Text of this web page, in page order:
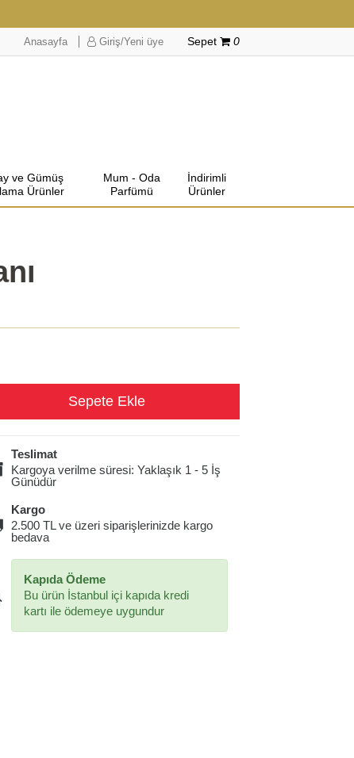
Anasayfa Giriş/Yeni üye Sepet 0
ve Gümüş
Ürünler
Mum - Oda
Parfümü
İndirimli
Ürünler
Teslimat
Kargoya verilme süresi: Yaklaşık 1 - 5 İş
Günüdür
Kargo
2.500 TL ve üzeri siparişlerinizde kargo
bedava
Kapıda Ödeme
Bu ürün İstanbul içi kapıda kredi
kartı ile ödemeye uygundur